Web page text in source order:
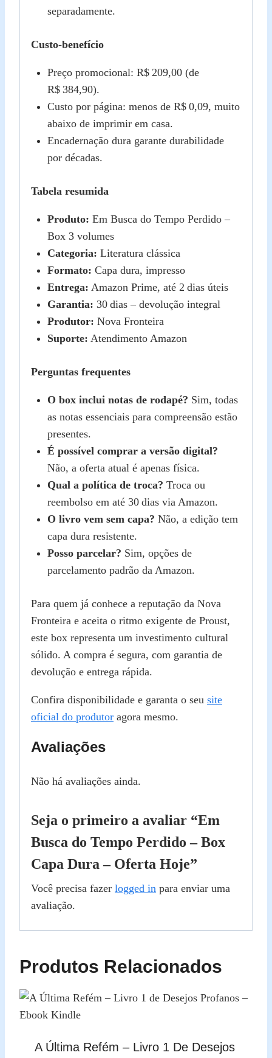
separadamente.
Custo‑benefício
Preço promocional: R$ 209,00 (de
R$ 384,90).
Custo por página: menos de R$ 0,09, muito
abaixo de imprimir em casa.
Encadernação dura garante durabilidade
por décadas.
Tabela resumida
Produto: Em Busca do Tempo Perdido –
Box 3 volumes
Categoria: Literatura clássica
Formato: Capa dura, impresso
Entrega: Amazon Prime, até 2 dias úteis
Garantia: 30 dias – devolução integral
Produtor: Nova Fronteira
Suporte: Atendimento Amazon
Perguntas frequentes
O box inclui notas de rodapé? Sim, todas
as notas essenciais para compreensão estão
presentes.
É possível comprar a versão digital?
Não, a oferta atual é apenas física.
Qual a política de troca? Troca ou
reembolso em até 30 dias via Amazon.
O livro vem sem capa? Não, a edição tem
capa dura resistente.
Posso parcelar? Sim, opções de
parcelamento padrão da Amazon.
Para quem já conhece a reputação da Nova
Fronteira e aceita o ritmo exigente de Proust,
este box representa um investimento cultural
sólido. A compra é segura, com garantia de
devolução e entrega rápida.
Confira disponibilidade e garanta o seu site
oficial do produtor agora mesmo.
Avaliações
Não há avaliações ainda.
Seja o primeiro a avaliar “Em
Busca do Tempo Perdido – Box
Capa Dura – Oferta Hoje”
Você precisa fazer logged in para enviar uma
avaliação.
Produtos Relacionados
A Última Refém – Livro 1 De Desejos